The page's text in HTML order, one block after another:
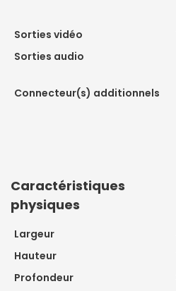
Sorties vidéo
Sorties audio
Connecteur(s) additionnels
Caractéristiques
physiques
Largeur
Hauteur
Profondeur